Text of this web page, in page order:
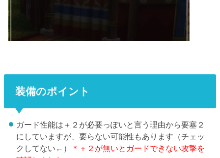
装備のポイント
ガード性能は＋２が必要っぽいと言う理由から要塞２
にしていますが、要らない可能性もあります（チェッ
クしてない←）
＊＋２が無いとガードできない攻撃を